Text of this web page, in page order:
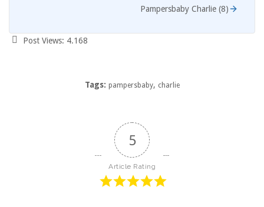
Pampersbaby Charlie (8)
Post Views: 4.168
Tags: pampersbaby, charlie
5
Article Rating